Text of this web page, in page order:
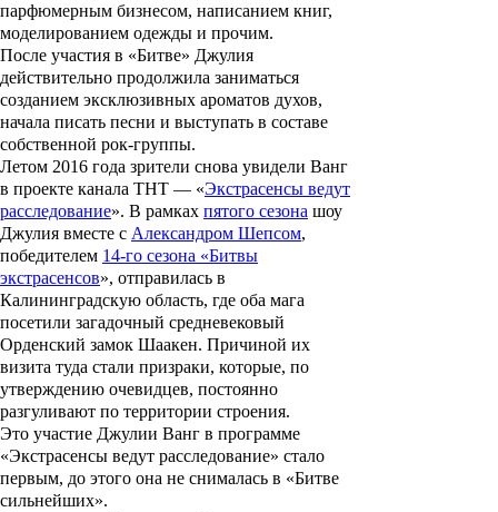
парфюмерным бизнесом, написанием книг,
моделированием одежды и прочим.
После участия в «Битве» Джулия
действительно продолжила заниматься
созданием эксклюзивных ароматов духов,
начала писать песни и выступать в составе
собственной рок-группы.
Летом 2016 года зрители снова увидели Ванг
в проекте канала ТНТ — «Экстрасенсы ведут
расследование». В рамках пятого сезона шоу
Джулия вместе с Александром Шепсом,
победителем 14-го сезона «Битвы
экстрасенсов», отправилась в
Калининградскую область, где оба мага
посетили загадочный средневековый
Орденский замок Шаакен. Причиной их
визита туда стали призраки, которые, по
утверждению очевидцев, постоянно
разгуливают по территории строения.
Это участие Джулии Ванг в программе
«Экстрасенсы ведут расследование» стало
первым, до этого она не снималась в «Битве
сильнейших».